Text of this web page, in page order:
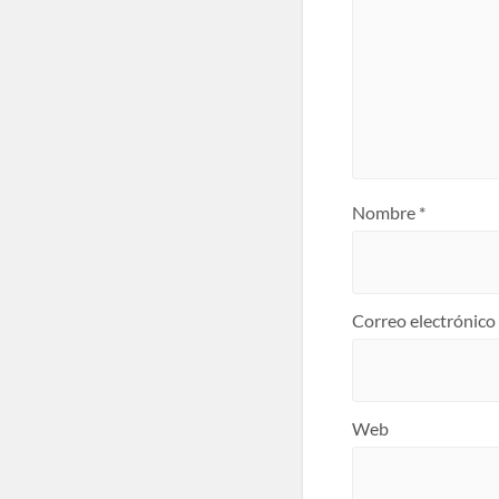
Nombre *
Correo electrónico
Web